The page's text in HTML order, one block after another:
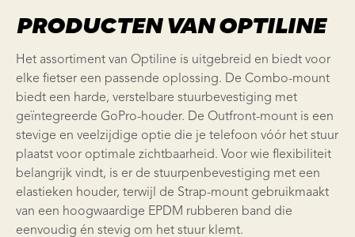
PRODUCTEN VAN OPTILINE
Het assortiment van Optiline is uitgebreid en biedt voor
elke fietser een passende oplossing. De Combo-mount
biedt een harde, verstelbare stuurbevestiging met
geïntegreerde GoPro-houder. De Outfront-mount is een
stevige en veelzijdige optie die je telefoon vóór het stuur
plaatst voor optimale zichtbaarheid. Voor wie flexibiliteit
belangrijk vindt, is er de stuurpenbevestiging met een
elastieken houder, terwijl de Strap-mount gebruikmaakt
van een hoogwaardige EPDM rubberen band die
eenvoudig én stevig om het stuur klemt.